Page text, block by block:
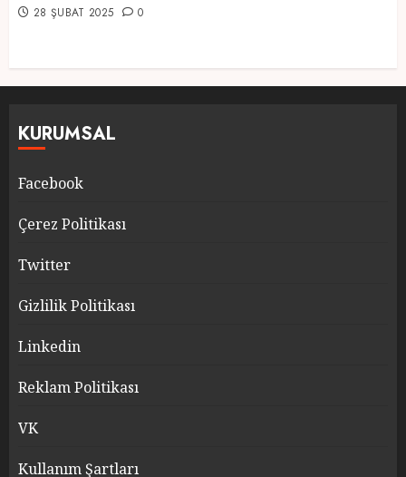
28 ŞUBAT 2025 0
KURUMSAL
Facebook
Çerez Politikası
Twitter
Gizlilik Politikası
Linkedin
Reklam Politikası
VK
Kullanım Şartları